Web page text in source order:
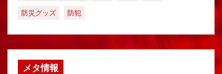
防災グッズ
防犯
メタ情報